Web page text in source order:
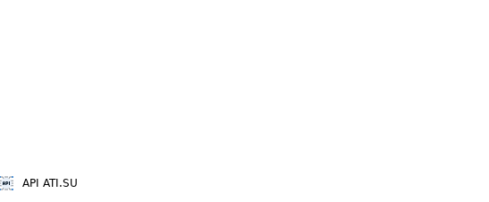
API ATI.SU